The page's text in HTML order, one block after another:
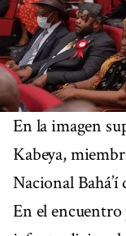
En la imagen
Kabeya,
Nacional
En el